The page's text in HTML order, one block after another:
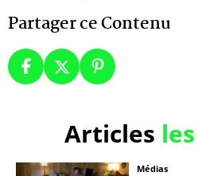
Partager ce Contenu
Articles
Médias